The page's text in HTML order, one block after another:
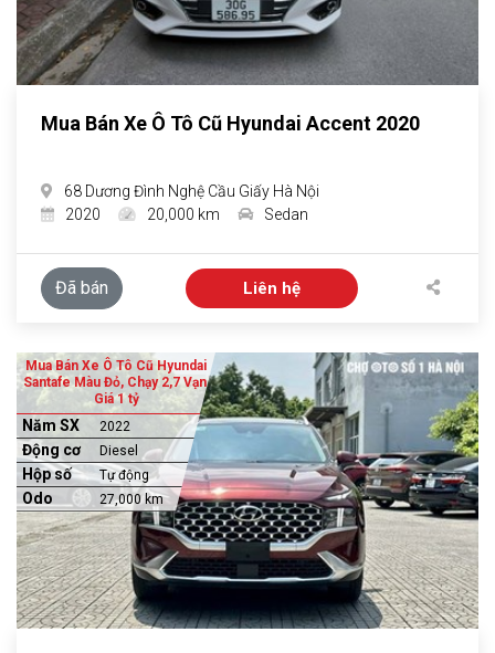
Mua Bán Xe Ô Tô Cũ Hyundai Accent 2020
68 Dương Đình Nghệ Cầu Giấy Hà Nội
2020
20,000 km Sedan
Đã bán Liên hệ
Mua Bán Xe Ô Tô Cũ Hyundai
Santafe Màu Đỏ, Chạy 2,7 Vạn,
Giá 1 tỷ
Năm SX 2022
Động cơ Diesel
Hộp số Tự động
Odo 27,000 km